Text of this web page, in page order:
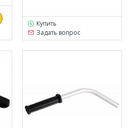
Купить
Задать вопрос